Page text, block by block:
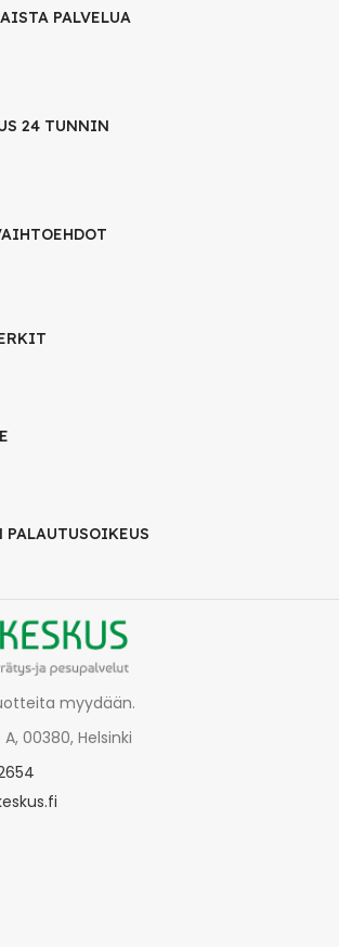
PALVELUA
24 TUNNIN
PALAUTUSOIKEUS
myydään.
00380, Helsinki